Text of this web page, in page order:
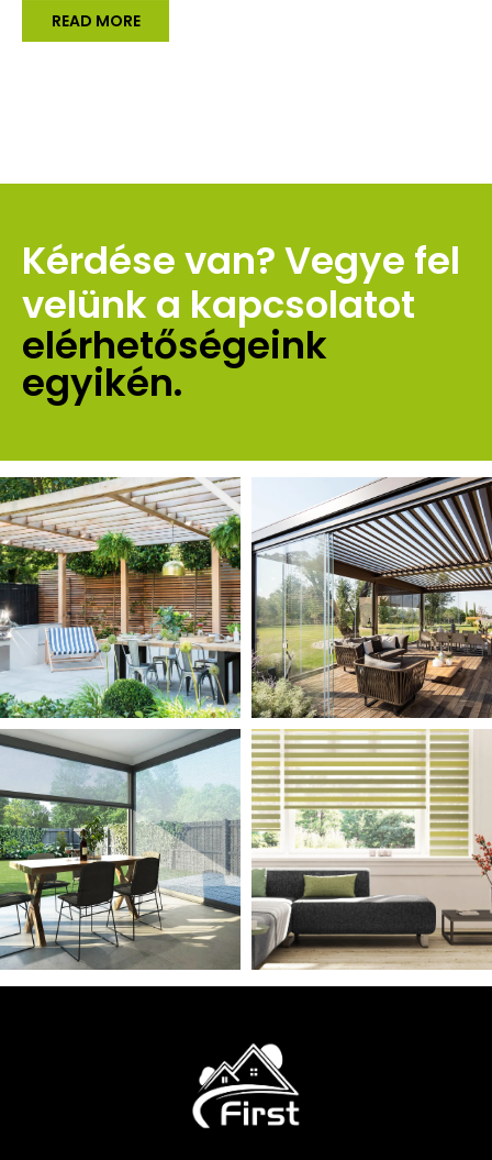
READ MORE
Kérdése van? Vegye fel
velünk a kapcsolatot
elérhetőségeink
egyikén.